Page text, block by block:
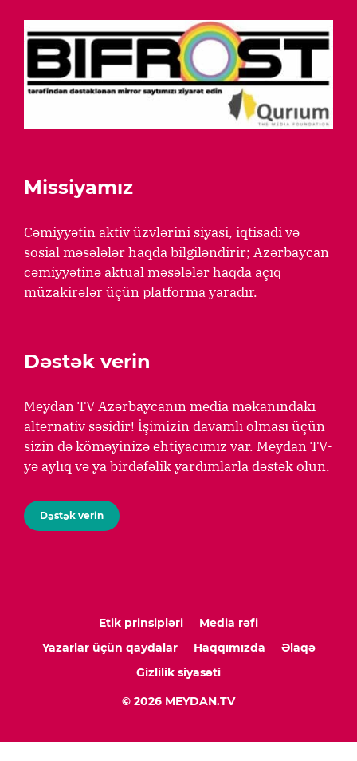
Missiyamız
Cəmiyyətin aktiv üzvlərini siyasi, iqtisadi və
sosial məsələlər haqda bilgiləndirir; Azərbaycan
cəmiyyətinə aktual məsələlər haqda açıq
müzakirələr üçün platforma yaradır.
Dəstək verin
Meydan TV Azərbaycanın media məkanındakı
alternativ səsidir! İşimizin davamlı olması üçün
sizin də köməyinizə ehtiyacımız var. Meydan TV-
yə aylıq və ya birdəfəlik yardımlarla dəstək olun.
Dəstək verin
Etik prinsipləri
Media rəfi
Yazarlar üçün qaydalar
Haqqımızda
Əlaqə
Gizlilik siyasəti
© 2026 MEYDAN.TV